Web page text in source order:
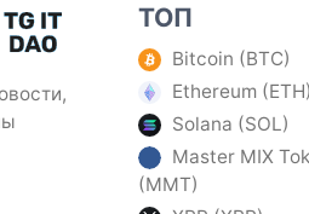
ТОП
Bitcoin (BTC)
Ethereum (ETH)
Solana (SOL)
Master MIX
(MMT)